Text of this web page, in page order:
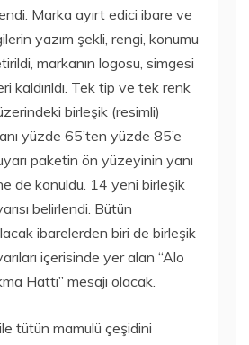
Marka ayırt edici ibare ve
yazım şekli, rengi, konumu
markanın logosu, simgesi
kaldırıldı. Tek tip ve tek renk
birleşik (resimli)
yüzde 65’ten yüzde 85’e
uyarı paketin ön yüzeyinin yanı
de konuldu. 14 yeni birleşik
belirlendi. Bütün
ibarelerden biri de birleşik
içerisinde yer alan ‘‘Alo
Hattı” mesajı olacak.
tütün mamulü çeşidini